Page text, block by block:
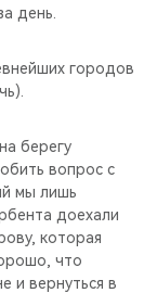
день.
городов
берегу
вопрос с
мы лишь
доехали
которая
что
и вернуться в